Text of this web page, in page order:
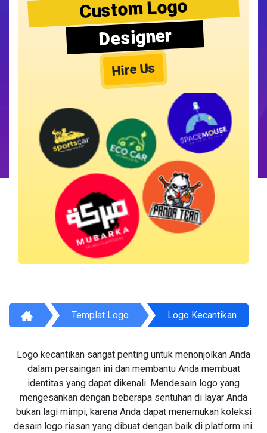
Custom Logo
Designer
Hire Us
Templat Logo Logo Kecantikan
Logo kecantikan sangat penting untuk menonjolkan Anda
dalam persaingan ini dan membantu Anda membuat
identitas yang dapat dikenali. Mendesain logo yang
mengesankan dengan beberapa sentuhan di layar Anda
bukan lagi mimpi, karena Anda dapat menemukan koleksi
desain logo riasan yang dibuat dengan baik di platform ini.